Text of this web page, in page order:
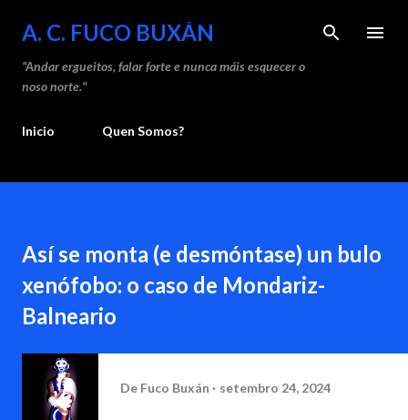
Saltar ao contido principal
A. C. FUCO BUXÁN
“Andar ergueitos, falar forte e nunca máis esquecer o
noso norte."
Inicio Quen Somos?
Así se monta (e desmóntase) un bulo
xenófobo: o caso de Mondariz-
Balneario
De Fuco Buxán setembro 24, 2024